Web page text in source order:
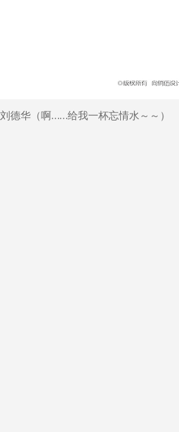
刘德华（啊……给我一杯忘情水～～）